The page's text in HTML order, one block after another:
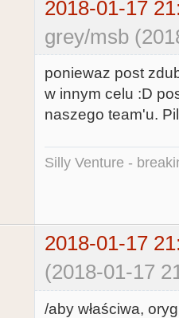
2018-01-17
grey/msb
poniewaz post
w innym celu :D
naszego team'u.
Silly Venture -
2018-01-17
(2018-01-17
/aby właściwa,